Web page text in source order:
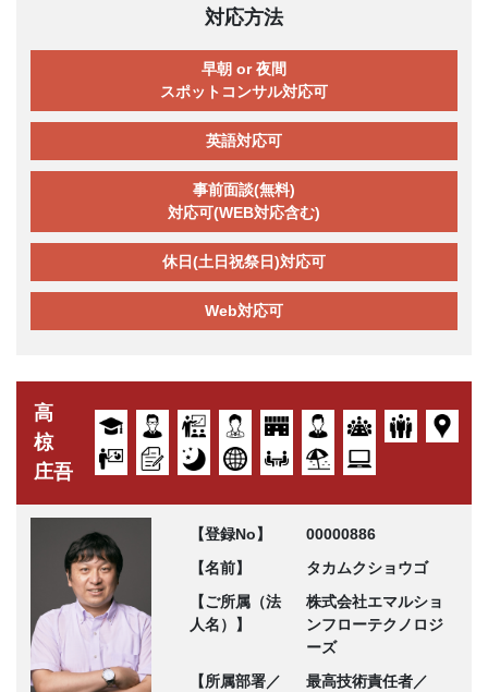
対応方法
早朝 or 夜間
スポットコンサル対応可
英語対応可
事前面談(無料)
対応可(WEB対応含む)
休日(土日祝祭日)対応可
Web対応可
高
椋
庄吾
【登録No】
00000886
【名前】
タカムクショウゴ
【ご所属（法
人名）】
株式会社エマルショ
ンフローテクノロジ
ーズ
【所属部署／
最高技術責任者／